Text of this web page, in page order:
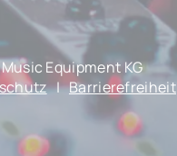
Equipment KG
| Barrierefreiheit